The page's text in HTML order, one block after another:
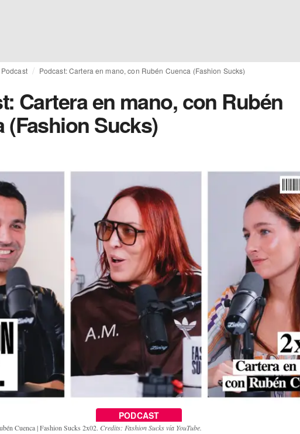
Podcast Podcast: Cartera en mano, con Rubén Cuenca (Fashion Sucks)
Cartera en mano, con Rubén
(Fashion Sucks)
PODCAST
Cuenca | Fashion Sucks 2x02. Credits: Fashion Sucks vía YouTube.